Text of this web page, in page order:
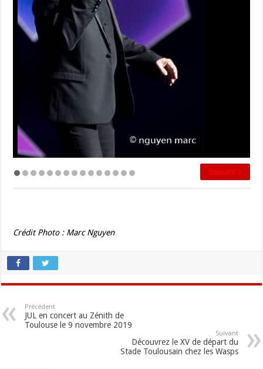
Suivant
Crédit Photo : Marc Nguyen
Précédent
JUL en concert au Zénith de
Toulouse le 9 novembre 2019
Suivant
Découvrez le XV de départ du
Stade Toulousain chez les Wasps